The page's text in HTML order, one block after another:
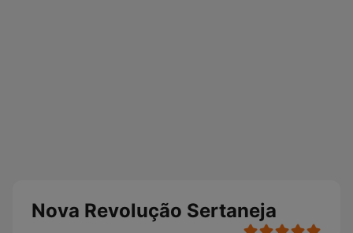
Nova Revolução Sertaneja